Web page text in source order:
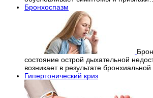
Бронхоспазм
состояние острой дыхательной
возникает в результате
Гипертонический криз